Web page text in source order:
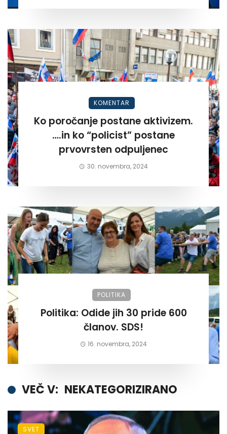
KOMENTAR
Ko poročanje postane aktivizem.
….in ko “policist” postane
prvovrsten odpuljenec
30. novembra, 2024
POLITIKA
Politika: Odide jih 30 pride 600
članov. SDS!
16. novembra, 2024
VEČ V: NEKATEGORIZIRANO
SVET